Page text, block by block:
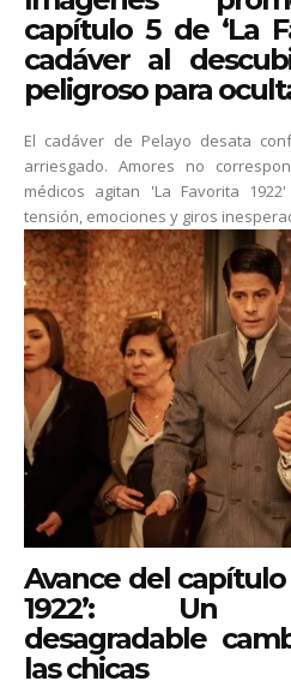
capítulo 5 de ‘La
cadáver al
peligroso para
El cadáver de Pelayo desata
arriesgado. Amores no
médicos agitan 'La Favorita
tensión, emociones y giros
Avance del capítulo
1922’: Un
desagradable
las chicas